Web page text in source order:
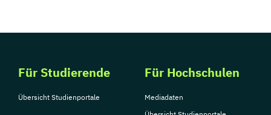
Für Studierende
Übersicht Studienportale
Für Hochschulen
Mediadaten